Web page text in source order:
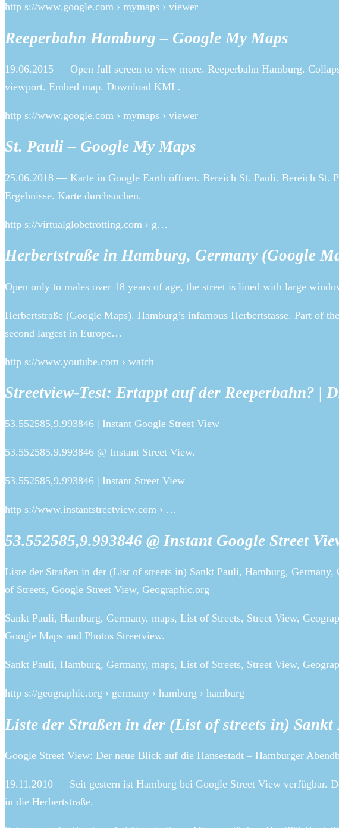
http s://www.google.com › mymaps › viewer
Reeperbahn Hamburg – Google My Maps
19.06.2015 — Open full screen to view more. Reeperbahn Hamburg.
viewport. Embed map. Download KML.
http s://www.google.com › mymaps › viewer
St. Pauli – Google My Maps
25.06.2018 — Karte in Google Earth öffnen. Bereich St. Pauli. Bereich
Ergebnisse. Karte durchsuchen.
http s://virtualglobetrotting.com › g…
Herbertstraße in Hamburg, Germany (Google
Open only to males over 18 years of age, the street is lined with large
Herbertstraße (Google Maps). Hamburg’s infamous Herbertstasse. Part of
second largest in Europe…
http s://www.youtube.com › watch
Streetview-Test: Ertappt auf der Reeperbahn? |
53.552585,9.993846 | Instant Google Street View
53.552585,9.993846 @ Instant Street View.
53.552585,9.993846 | Instant Street View
http s://www.instantstreetview.com › …
53.552585,9.993846 @ Instant Google Street
Liste der Straßen in der (List of streets in) Sankt Pauli, Hamburg,
of Streets, Google Street View, Geographic.org
Sankt Pauli, Hamburg, Germany, maps, List of Streets, Street View,
Google Maps and Photos Streetview.
Sankt Pauli, Hamburg, Germany, maps, List of Streets, Street View,
http s://geographic.org › germany › hamburg › hamburg
Liste der Straßen in der (List of streets in)
Google Street View: Der neue Blick auf die Hansestadt – Hamburger
19.11.2010 — Seit gestern ist Hamburg bei Google Street View verfügbar.
in die Herbertstraße.